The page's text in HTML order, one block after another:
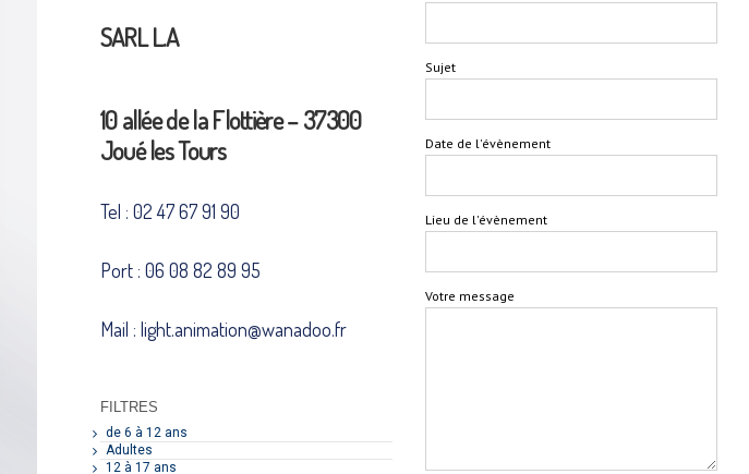
SARL L.A
10 allée de la Flottière – 37300
Joué les Tours
Tel : 02 47 67 91 90
Port : 06 08 82 89 95
Mail : light.animation@wanadoo.fr
FILTRES
de 6 à 12 ans
Adultes
12 à 17 ans
Sujet
Date de l'évènement
Lieu de l'évènement
Votre message